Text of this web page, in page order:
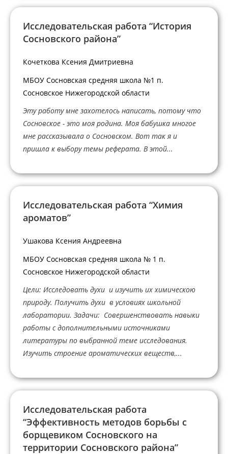
Исследовательская работа “История
Сосновского района”
Кочеткова Ксения Дмитриевна
МБОУ Сосновская средняя школа №1 п.
Сосновское Нижегородской области
Эту работу мне захотелось написать, потому что
Сосновское - это моя родина. Моя бабушка многое
мне рассказывала о Сосновском. Вот так я и
пришла к выбору темы реферата. В этой...
Исследовательская работа “Химия
ароматов”
Ушакова Ксения Андреевна
МБОУ Сосновская средняя школа № 1 п.
Сосновское Нижегородской области
Цели: Исследовать духи и изучить их химическою
природу. Получить духи в условиях школьной
лаборатории. Задачи: Совершенствовать навыки
работы с дополнительными источниками
литературы по выбранной теме исследования.
Изучить строение ароматических веществ,...
Исследовательская работа
“Эффективность методов борьбы с
борщевиком Сосновского на
территории Сосновского района”